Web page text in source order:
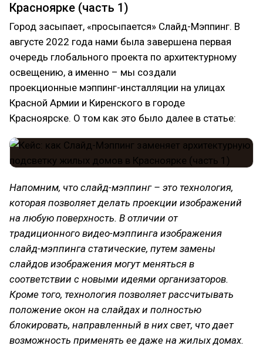
Красноярке (часть 1)
Город засыпает, «просыпается» Слайд-Мэппинг. В
августе 2022 года нами была завершена первая
очередь глобального проекта по архитектурному
освещению, а именно – мы создали
проекционные мэппинг-инсталляции на улицах
Красной Армии и Киренского в городе
Красноярске. О том как это было далее в статье:
Напомним, что слайд-мэппинг – это технология,
которая позволяет делать проекции изображений
на любую поверхность. В отличии от
традиционного видео-мэппинга изображения
слайд-мэппинга статические, путем замены
слайдов изображения могут меняться в
соответствии с новыми идеями организаторов.
Кроме того, технология позволяет рассчитывать
положение окон на слайдах и полностью
блокировать, направленный в них свет, что дает
возможность применять ее даже на жилых домах.